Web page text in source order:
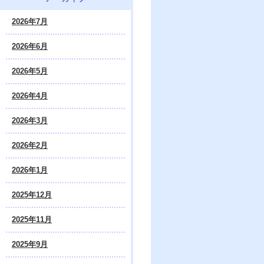
2026年7月
2026年6月
2026年5月
2026年4月
2026年3月
2026年2月
2026年1月
2025年12月
2025年11月
2025年9月